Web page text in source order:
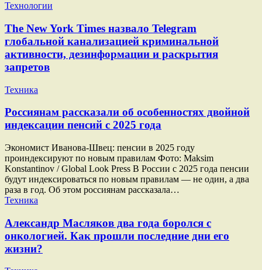
Технологии
The New York Times назвало Telegram
глобальной канализацией криминальной
активности, дезинформации и раскрытия
запретов
Техника
Россиянам рассказали об особенностях двойной
индексации пенсий с 2025 года
Экономист Иванова-Швец: пенсии в 2025 году
проиндексируют по новым правилам Фото: Maksim
Konstantinov / Global Look Press В России с 2025 года пенсии
будут индексироваться по новым правилам — не один, а два
раза в год. Об этом россиянам рассказала…
Техника
Александр Масляков два года боролся с
онкологией. Как прошли последние дни его
жизни?